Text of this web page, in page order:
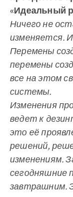
«Идеальный
Ничего не
изменяется.
Перемены
перемены
все на этом
системы.
Изменения
ведет к
это её
решений,
изменениям.
сегодняшние
завтрашним.